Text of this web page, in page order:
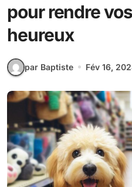
pour rendre
heureux
par Baptiste Fév 16,